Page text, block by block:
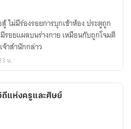
ไม่มีร่องรอยการบุกเข้าห้อง ประตูถูก
รอยแผลบนร่างกาย เหมือนกับถูกโจมตี
จ้าสำนักกล่าว
น.
ถีแห่งครูและศิษย์